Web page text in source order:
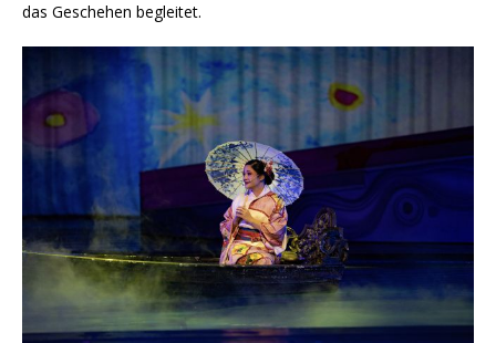
das Geschehen begleitet.